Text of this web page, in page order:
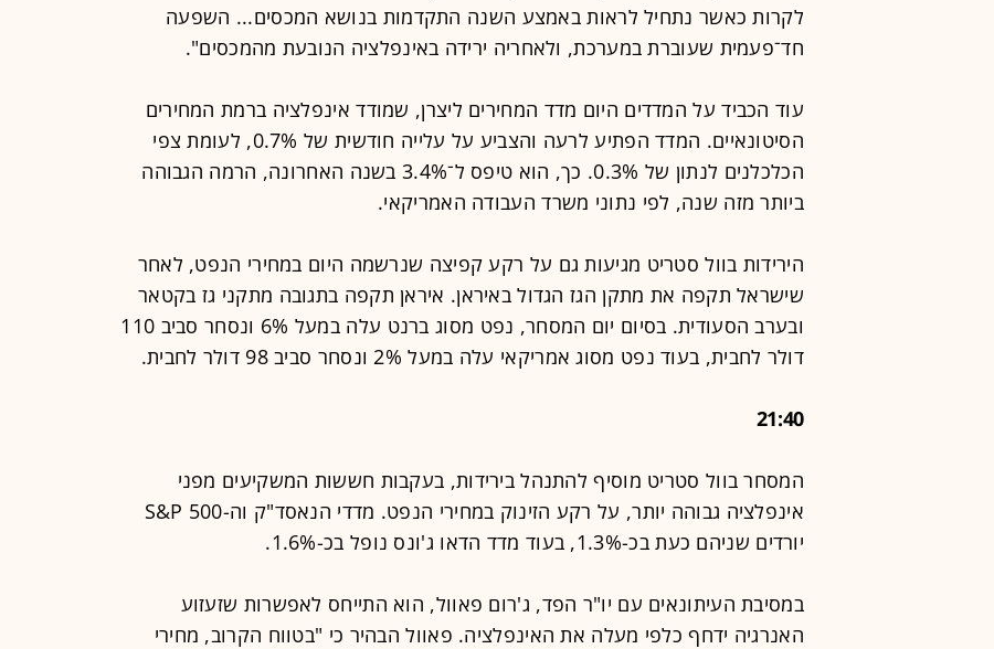
לקרות כאשר נתחיל לראות באמצע השנה התקדמות בנושא המכסים... השפעה
חד־פעמית שעוברת במערכת, ולאחריה ירידה באינפלציה הנובעת מהמכסים".
עוד הכביד על המדדים היום מדד המחירים ליצרן, שמודד אינפלציה ברמת המחירים
הסיטונאיים. המדד הפתיע לרעה והצביע על עלייה חודשית של 0.7%, לעומת צפי
הכלכלנים לנתון של 0.3%. כך, הוא טיפס ל־3.4% בשנה האחרונה, הרמה הגבוהה
ביותר מזה שנה, לפי נתוני משרד העבודה האמריקאי.
הירידות בוול סטריט מגיעות גם על רקע קפיצה שנרשמה היום במחירי הנפט, לאחר
שישראל תקפה את מתקן הגז הגדול באיראן. איראן תקפה בתגובה מתקני גז בקטאר
ובערב הסעודית. בסיום יום המסחר, נפט מסוג ברנט עלה במעל 6% ונסחר סביב 110
דולר לחבית, בעוד נפט מסוג אמריקאי עלה במעל 2% ונסחר סביב 98 דולר לחבית.
21:40
המסחר בוול סטריט מוסיף להתנהל בירידות, בעקבות חששות המשקיעים מפני
אינפלציה גבוהה יותר, על רקע הזינוק במחירי הנפט. מדדי הנאסד"ק וה-S&P 500
יורדים שניהם כעת בכ-1.3%, בעוד מדד הדאו ג'ונס נופל בכ-1.6%.
במסיבת העיתונאים עם יו"ר הפד, ג'רום פאוול, הוא התייחס לאפשרות שזעזוע
האנרגיה ידחף כלפי מעלה את האינפלציה. פאוול הבהיר כי "בטווח הקרוב, מחירי